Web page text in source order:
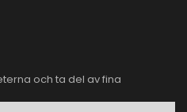
och ta del av fina